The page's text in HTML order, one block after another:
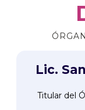
Lic.
Titular del